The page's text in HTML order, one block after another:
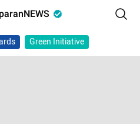
Green Initiative